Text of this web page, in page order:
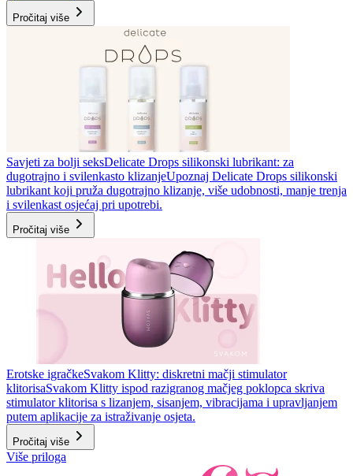
Pročitaj više
Savjeti za bolji seksDelicate Drops silikonski lubrikant: za
dugotrajno i svilenkasto klizanjeUpoznaj Delicate Drops silikonski
lubrikant koji pruža dugotrajno klizanje, više udobnosti, manje trenja
i svilenkast osjećaj pri upotrebi.
Pročitaj više
Erotske igračkeSvakom Klitty: diskretni mačji stimulator
klitorisaSvakom Klitty ispod razigranog mačjeg poklopca skriva
stimulator klitorisa s lizanjem, sisanjem, vibracijama i upravljanjem
putem aplikacije za istraživanje osjeta.
Pročitaj više
Više priloga